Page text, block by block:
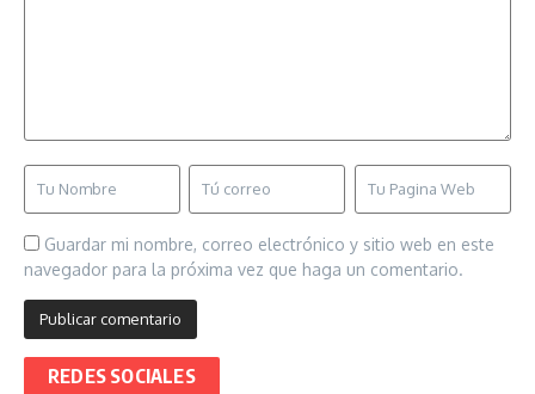
Guardar mi nombre, correo electrónico y sitio web en este
navegador para la próxima vez que haga un comentario.
REDES SOCIALES